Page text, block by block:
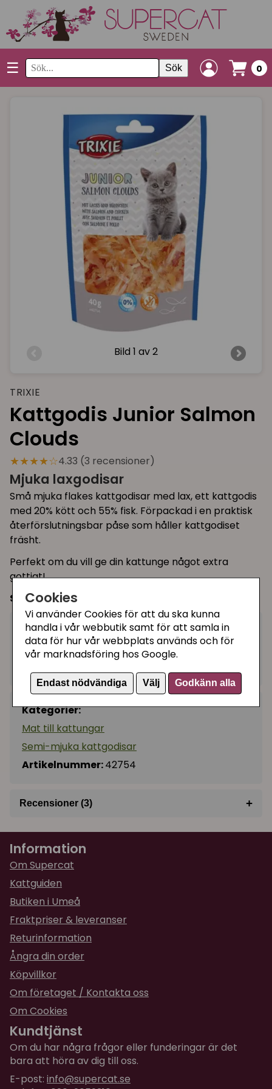
Cookies
Vi använder Cookies för att du ska kunna
handla i vår webbutik samt för att samla in
data för hur vår webbplats används och för
vår marknadsföring hos Google.
Endast nödvändiga Välj Godkänn alla
☰ Sök 0
Bild 1 av 2
TRIXIE
Kattgodis Junior Salmon
Clouds
★★★★☆4.33 (3 recensioner)
Mjuka laxgodisar
Små mjuka flakes kattgodisar med lax, ett kattgodis
med 20% kött och 55% fisk. Förpackad i en praktisk
återförslutningsbar påse som håller kattgodiset
fräsht.
Perfekt om du vill ge din kattunge något extra
gottigt!
Storlek:50 g
25 kr − + Köp
Kategorier:
Mat till kattungar
Semi-mjuka kattgodisar
Artikelnummer:42754
Recensioner (3) +
Linn
för 1 år sedan
★★★★★
Bettina
för 1 år sedan
Izabell
för 2 år sedan
Minstingen och den största älskar de
Information
Om Supercat
Kattguiden
Butiken i Umeå
Fraktpriser & leveranser
Returinformation
Ångra din order
Köpvillkor
Om företaget / Kontakta oss
Om Cookies
Kundtjänst
Om du har några frågor eller funderingar är det
bara att höra av dig till oss.
E-post: info@supercat.se